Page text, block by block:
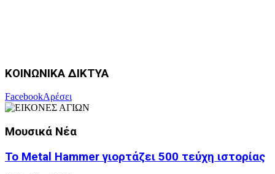
ΚΟΙΝΩΝΙΚΑ ΔΙΚΤΥΑ
FacebookΑρέσει
Μουσικά Νέα
Το Metal Hammer γιορτάζει 500 τεύχη ιστορίας